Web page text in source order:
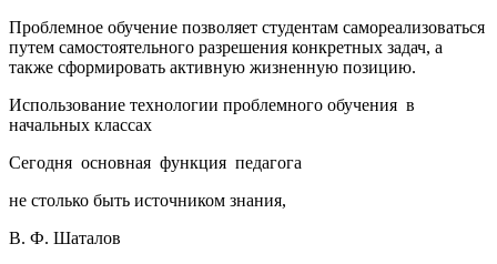
Проблемное обучение позволяет студентам самореализоваться
путем самостоятельного разрешения конкретных задач, а
также сформировать активную жизненную позицию.
Использование технологии проблемного обучения в
начальных классах
Сегодня основная функция педагога
не столько быть источником знания,
В. Ф. Шаталов